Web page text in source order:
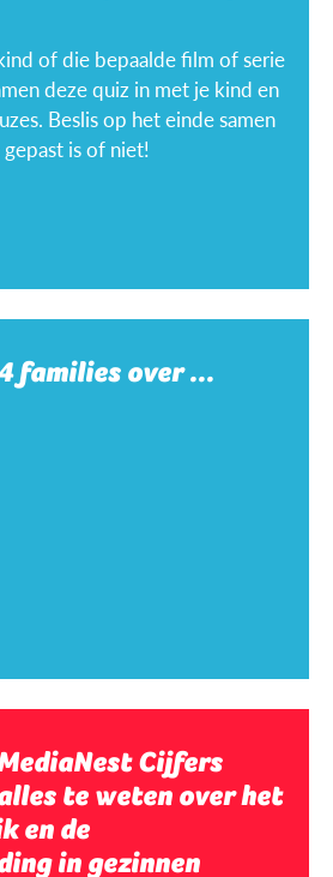
of die bepaalde film of serie
deze quiz in met je kind en
Beslis op het einde samen
is of niet!
families over ...
Cijfers
te weten over het
en de
in gezinnen